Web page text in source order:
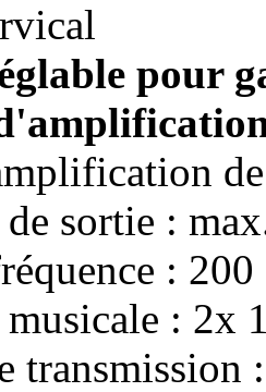
pour
de sortie :
:
musicale : 2x
transmission